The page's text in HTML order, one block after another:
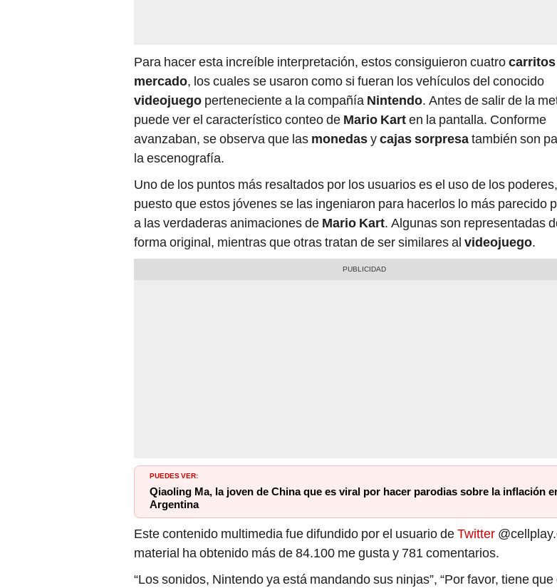
Para hacer esta increíble interpretación, estos consiguieron cuatrocarritos
mercado, los cuales se usaron como si fueran los vehículos del conocido
videojuego perteneciente a la compañía Nintendo. Antes de salir de la
puede ver el característico conteo de Mario Karten la pantalla. Conforme
avanzaban, se observa que las monedasycajas sorpresatambién son
la escenografía.
Uno de los puntos más resaltados por los usuarios es el uso de los poderes,
puesto que estos jóvenes se las ingeniaron para hacerlos lo más parecido
a las verdaderas animaciones de Mario Kart. Algunas son representadas
forma original, mientras que otras tratan de ser similares al videojuego.
PUEDES VER:
Qiaoling Ma, la joven de China que es viral por hacer parodias sobre la inflación
Argentina
Este contenido multimedia fue difundido por el usuario deTwitter
material ha obtenido más de 84.100 me gusta y 781 comentarios.
“Los sonidos, Nintendo ya está mandando sus ninjas”, “Por favor, tiene